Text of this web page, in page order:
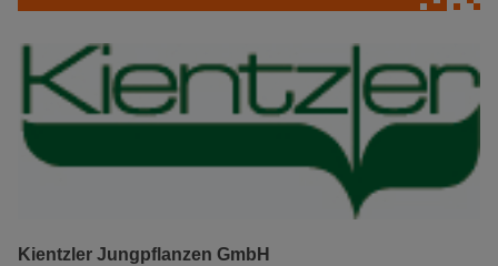
Kientzler Jungpflanzen GmbH